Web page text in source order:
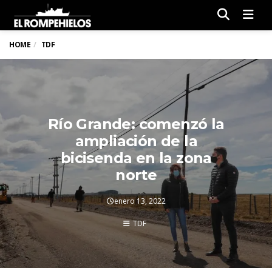
HOME TDF
Río Grande: comenzó la
ampliación de la
bicisenda en la zona
norte
enero 13, 2022
TDF